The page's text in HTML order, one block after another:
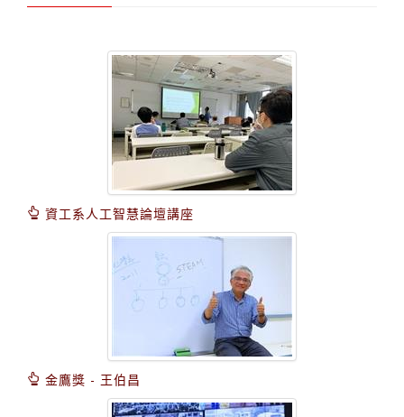
資工系人工智慧論壇講座
金鷹獎 - 王伯昌